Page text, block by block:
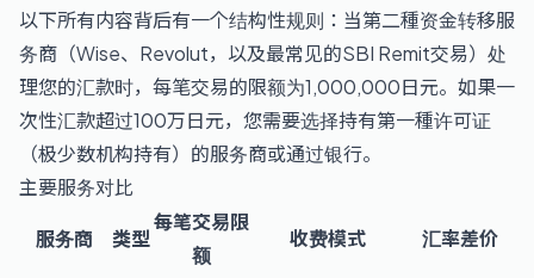
以下所有内容背后有一个结构性规则：当第二種资金转移服
务商（Wise、Revolut，以及最常见的SBI Remit交易）处
理您的汇款时，每笔交易的限额为1,000,000日元。如果一
次性汇款超过100万日元，您需要选择持有第一種许可证
（极少数机构持有）的服务商或通过银行。
主要服务对比
服务商 类型
每笔交易限
额
收费模式 汇率差价